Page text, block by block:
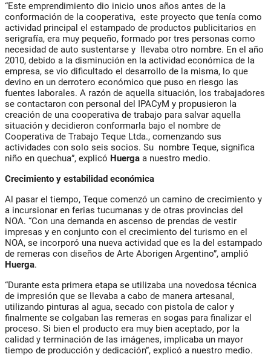
“Este emprendimiento dio inicio unos años antes de la
conformación de la cooperativa, este proyecto que tenía como
actividad principal el estampado de productos publicitarios en
serigrafía, era muy pequeño, formado por tres personas como
necesidad de auto sustentarse y llevaba otro nombre. En el año
2010, debido a la disminución en la actividad económica de la
empresa, se vio dificultado el desarrollo de la misma, lo que
devino en un derrotero económico que puso en riesgo las
fuentes laborales. A razón de aquella situación, los trabajadores
se contactaron con personal del IPACyM y propusieron la
creación de una cooperativa de trabajo para salvar aquella
situación y decidieron conformarla bajo el nombre de
Cooperativa de Trabajo Teque Ltda., comenzando sus
actividades con solo seis socios. Su nombre Teque, significa
niño en quechua”, explicó Huerga a nuestro medio.
Crecimiento y estabilidad económica
Al pasar el tiempo, Teque comenzó un camino de crecimiento y
a incursionar en ferias tucumanas y de otras provincias del
NOA. “Con una demanda en ascenso de prendas de vestir
impresas y en conjunto con el crecimiento del turismo en el
NOA, se incorporó una nueva actividad que es la del estampado
de remeras con diseños de Arte Aborigen Argentino”, amplió
Huerga.
“Durante esta primera etapa se utilizaba una novedosa técnica
de impresión que se llevaba a cabo de manera artesanal,
utilizando pinturas al agua, secado con pistola de calor y
finalmente se colgaban las remeras en sogas para finalizar el
proceso. Si bien el producto era muy bien aceptado, por la
calidad y terminación de las imágenes, implicaba un mayor
tiempo de producción y dedicación”, explicó a nuestro medio.